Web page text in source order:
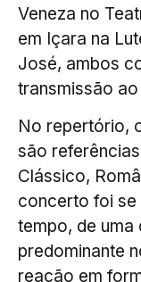
Veneza no
em Içara na
José, ambos
transmissão
No repertório,
são
Clássico,
concerto foi
tempo, de
predominante
reação em